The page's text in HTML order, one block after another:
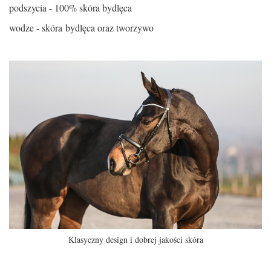
podszycia - 100% skóra bydlęca
wodze - skóra bydlęca oraz tworzywo
Klasyczny design i dobrej jakości skóra